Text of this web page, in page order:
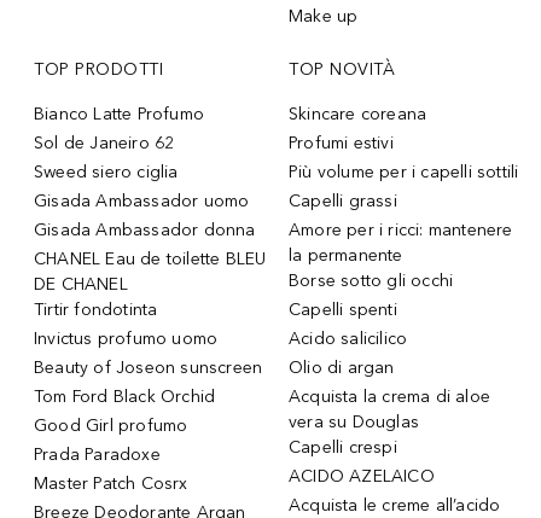
Make up
TOP PRODOTTI
Bianco Latte Profumo
Sol de Janeiro 62
Sweed siero ciglia
Gisada Ambassador uomo
Gisada Ambassador donna
CHANEL Eau de toilette BLEU
DE CHANEL
Tirtir fondotinta
Invictus profumo uomo
Beauty of Joseon sunscreen
Tom Ford Black Orchid
Good Girl profumo
Prada Paradoxe
Master Patch Cosrx
Breeze Deodorante Argan
TOP NOVITÀ
Skincare coreana
Profumi estivi
Più volume per i capelli sottili
Capelli grassi
Amore per i ricci: mantenere
la permanente
Borse sotto gli occhi
Capelli spenti
Acido salicilico
Olio di argan
Acquista la crema di aloe
vera su Douglas
Capelli crespi
ACIDO AZELAICO
Acquista le creme all’acido